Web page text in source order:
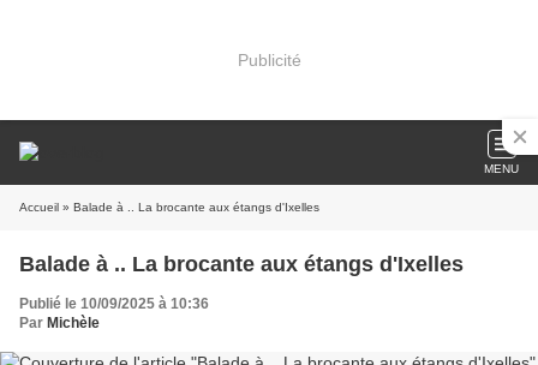
Publicité
MENU
Accueil » Balade à .. La brocante aux étangs d'Ixelles
Balade à .. La brocante aux étangs d'Ixelles
Publié le 10/09/2025 à 10:36
Par Michèle